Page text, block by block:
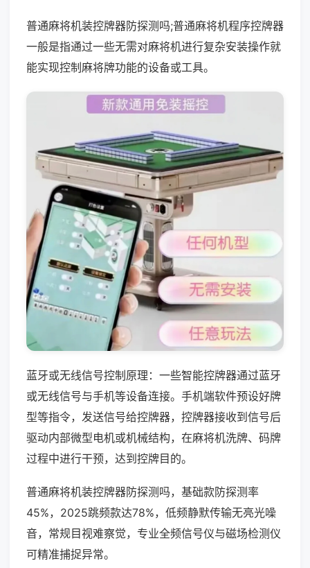
普通麻将机装控牌器防探测吗;普通麻将机程序控牌器
一般是指通过一些无需对麻将机进行复杂安装操作就
能实现控制麻将牌功能的设备或工具。
蓝牙或无线信号控制原理：一些智能控牌器通过蓝牙
或无线信号与手机等设备连接。手机端软件预设好牌
型等指令，发送信号给控牌器，控牌器接收到信号后
驱动内部微型电机或机械结构，在麻将机洗牌、码牌
过程中进行干预，达到控牌目的。
普通麻将机装控牌器防探测吗，基础款防探测率
45%，2025跳频款达78%，低频静默传输无亮光噪
音，常规目视难察觉，专业全频信号仪与磁场检测仪
可精准捕捉异常。